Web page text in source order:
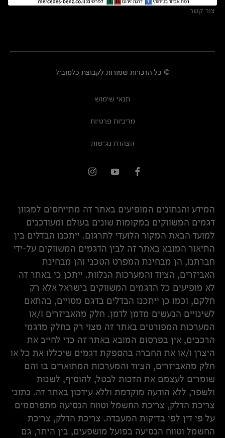
צור קשר
© כל הזכויות שמורות לקבוצת כלמוביל
תנאי שימוש
מדיניות פרטיות
הצהרת נגישות
המידע והנתונים המופיעים באתר זה מתייחסים למגוון
דגמים המשווקים במקומות שונים בעולם ומעודכנים
למועד הבאת המקור הלועדי לתרגום. ייתכנו הבדלים בין
התיאור המובא באתר זה לבין הדגמים המשווקים על-ידי
חברתנו, הן מבחינת המפרט הטכני והן מבחינת
האביזרים, הציוד והמערכות הנלוות. ייתכן כי באתר זה
לא מופיעים כל הדגמים המשווקים בישראל אלא רק
חלקם, וכמו כן ייתכנו הבדלים בדגם מסויים, בהתאם
לשינויים הנעשים מדמן לדמן. חלק מהאביזרים ו/או
המערכות המפורטים באתר זה מצוי רק בחלק מדגמי
הרכבים, אין בפרסום המובא באתר זה כדי לחייב את
היצרן ו/או את החברה בהספקת דגמים שיכללו את כל או
חלק מהאביזרים, הציוד והמערכות המתוארים בו והם
שומרים לעצמם את הזכות לבטל, להוסיף, לשנות
ולשפר, ללא הודעה מוקדמת וללא עידכון באתר זה. נתוני
צריכת הדלק, צריכת החשמל וטווח הנסיעה מתפרסמים
על פי דין לפי בדיקות המעבדה. צריכת הדלק, צריכת
החשמל וטווח הנסיעה בפועל מושפעים, בין היתר, גם